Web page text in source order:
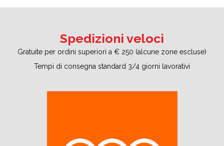
Spedizioni veloci
Gratuite per ordini superiori a € 250 (alcune zone escluse)
Tempi di consegna standard 3/4 giorni lavorativi